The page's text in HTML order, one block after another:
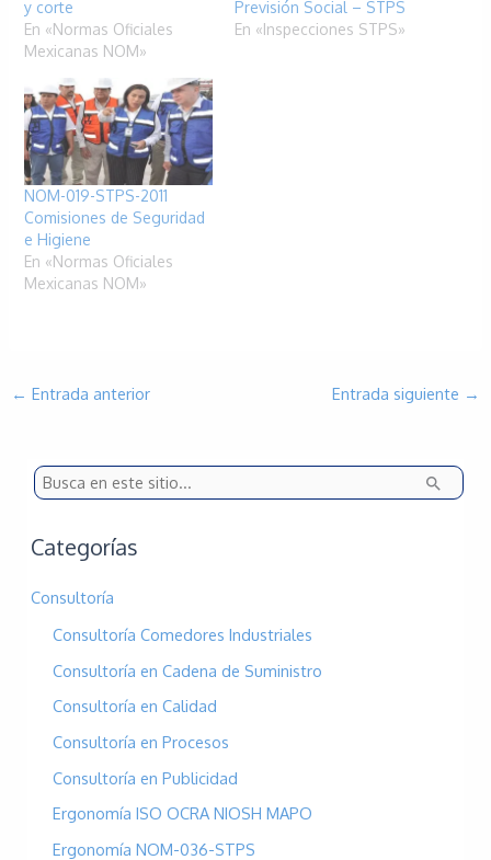
y corte
En «Normas Oficiales
Mexicanas NOM»
Previsión Social – STPS
En «Inspecciones STPS»
NOM-019-STPS-2011
Comisiones de Seguridad
e Higiene
En «Normas Oficiales
Mexicanas NOM»
← Entrada anterior Entrada siguiente →
B
s
a
Categorías
Consultoría
Consultoría Comedores Industriales
Consultoría en Cadena de Suministro
Consultoría en Calidad
Consultoría en Procesos
Consultoría en Publicidad
Ergonomía ISO OCRA NIOSH MAPO
Ergonomía NOM-036-STPS